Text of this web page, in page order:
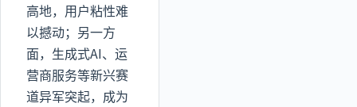
高地，用户粘性难
以撼动；另一方
面，生成式AI、运
营商服务等新兴赛
道异军突起，成为